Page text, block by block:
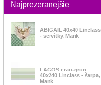
Najprezeranejšie
ABIGAIL 40x40 Linclass
- servítky, Mank
LAGOS grau-grün
40x240 Linclass - šerpa,
Mank